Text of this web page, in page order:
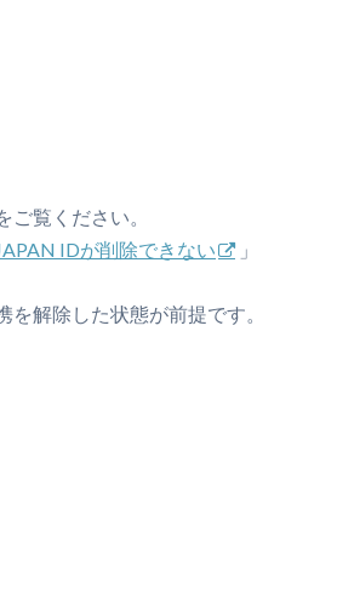
覧ください。
IDが削除できない 」
解除した状態が前提です。